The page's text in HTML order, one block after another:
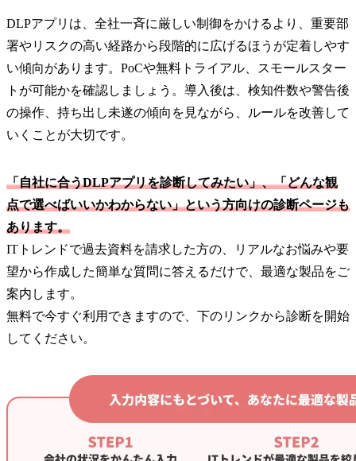
DLPアプリは、全社一斉に厳しい制御をかけるより、重要部
署やリスクの高い経路から段階的に広げるほうが定着しやす
い傾向があります。PoCや無料トライアル、スモールスター
トが可能かを確認しましょう。導入後は、検知件数や警告後
の操作、持ち出し未遂の傾向を見ながら、ルールを改善して
いくことが大切です。
「自社に合うDLPアプリを診断してみたい」、「どんな観
点で選べばいいかわからない」という方向けの診断ページも
あります。
ITトレンドで過去資料を請求した方の、リアルなお悩みや要
望から作成した簡単な質問に答えるだけで、最適な製品をご
案内します。
無料で今すぐ利用できますので、下のリンクから診断を開始
してください。